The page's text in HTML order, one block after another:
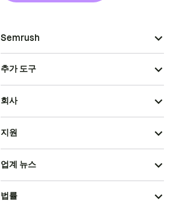
Semrush
추가 도구
회사
지원
업계 뉴스
법률